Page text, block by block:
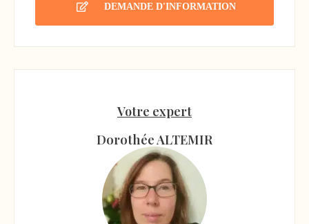
DEMANDE D'INFORMATION
Votre expert
Dorothée ALTEMIR